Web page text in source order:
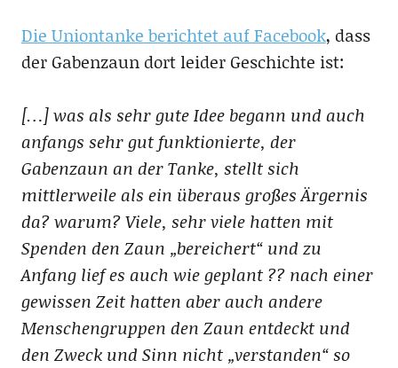
Die Uniontanke berichtet auf Facebook, dass
der Gabenzaun dort leider Geschichte ist:
[…] was als sehr gute Idee begann und auch
anfangs sehr gut funktionierte, der
Gabenzaun an der Tanke, stellt sich
mittlerweile als ein überaus großes Ärgernis
da? warum? Viele, sehr viele hatten mit
Spenden den Zaun „bereichert“ und zu
Anfang lief es auch wie geplant ?? nach einer
gewissen Zeit hatten aber auch andere
Menschengruppen den Zaun entdeckt und
den Zweck und Sinn nicht „verstanden“ so